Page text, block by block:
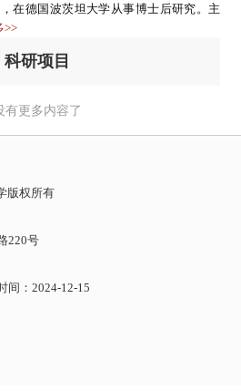
在德国波茨坦大学从事博士后研究。主
>>
科研项目
有更多内容了
版权所有
220号
间： 2024-12-15